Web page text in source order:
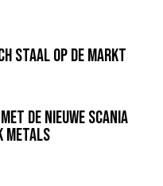
staal op de markt
de nieuwe Scania
Metals